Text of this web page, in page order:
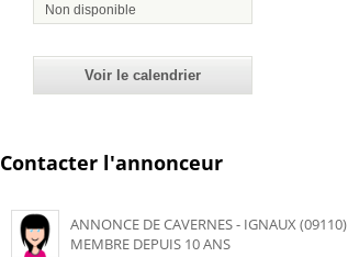
Non disponible
Voir le calendrier
Contacter l'annonceur
ANNONCE DE CAVERNES - IGNAUX (09110)
MEMBRE DEPUIS 10 ANS